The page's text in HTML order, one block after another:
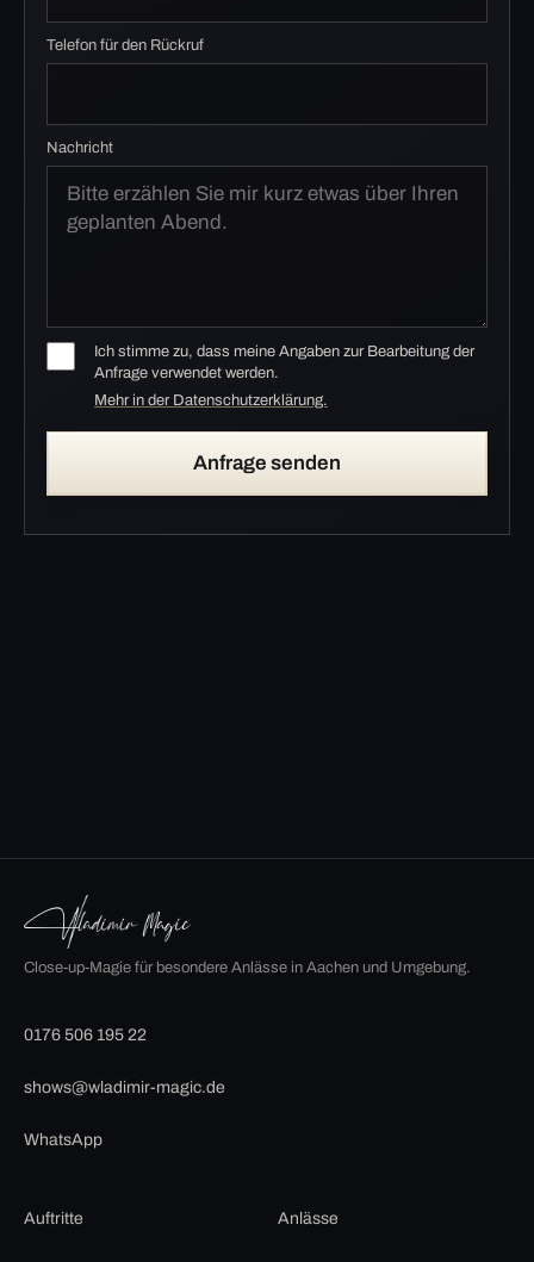
Telefon für den Rückruf
Nachricht
Ich stimme zu, dass meine Angaben zur Bearbeitung der
Anfrage verwendet werden.
Mehr in der Datenschutzerklärung.
Anfrage senden
Close-up-Magie für besondere Anlässe in Aachen und Umgebung.
0176 506 195 22
shows@wladimir-magic.de
WhatsApp
Auftritte Anlässe